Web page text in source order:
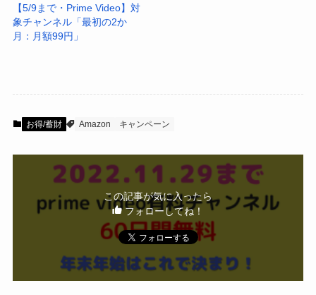
【5/9まで・Prime Video】対
象チャンネル「最初の2か
月：月額99円」
お得/蓄財 Amazon キャンペーン
この記事が気に入ったら
フォローしてね！